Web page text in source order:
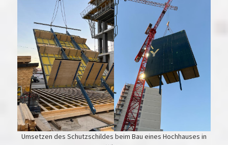
Umsetzen des Schutzschildes beim Bau eines Hochhauses in